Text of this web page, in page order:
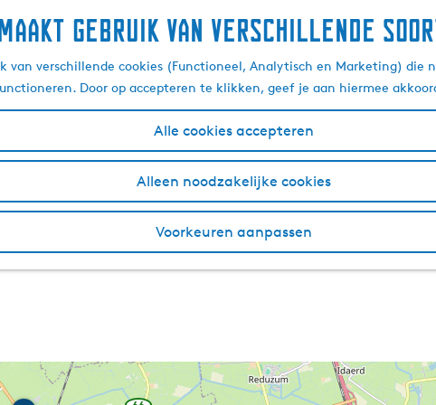
gebruik van verschillende
van verschillende cookies (Functioneel, Analytisch en Marketing) die
Door op accepteren te klikken, geef je aan hiermee
Alle cookies accepteren
Alleen noodzakelijke cookies
Voorkeuren aanpassen